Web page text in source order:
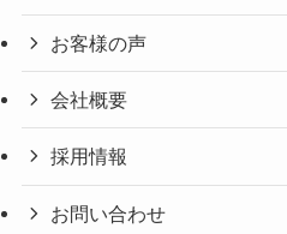
お客様の声
会社概要
採用情報
お問い合わせ